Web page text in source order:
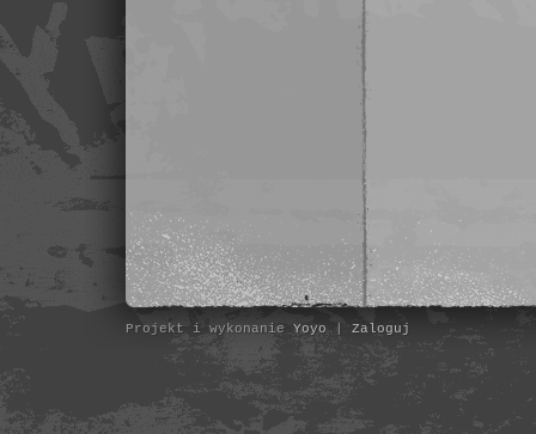
Projekt i wykonanie Yoyo Zaloguj